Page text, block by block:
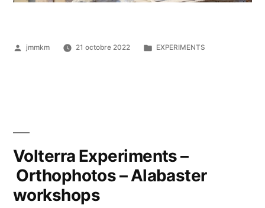
Publié
jmmkm 21 octobre 2022
Publié
EXPERIMENTS
Volterra Experiments –
Orthophotos – Alabaster
workshops